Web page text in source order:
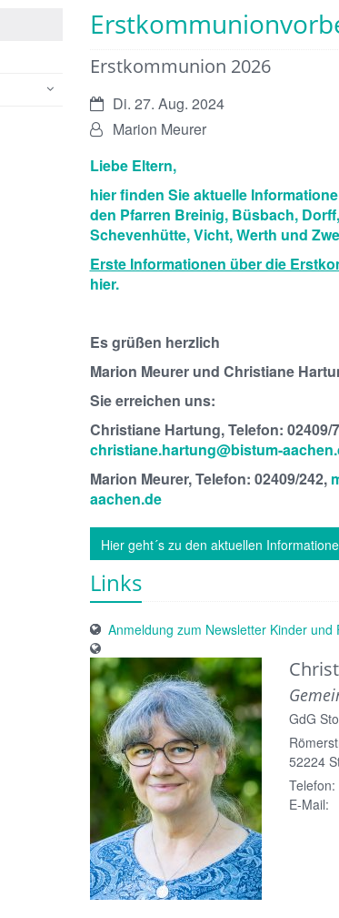
Erstkommunion 2026
Datum:Di. 27. Aug. 2024
Von:Marion Meurer
Liebe Eltern,
hier finden Sie aktuelle
den Pfarren Breinig, Büsbach,
Schevenhütte, Vicht, Werth und
Erste Informationen über die
hier.
Es grüßen herzlich
Marion Meurer und Christiane
Sie erreichen uns:
Christiane Hartung, Telefon: 02409/
christiane.hartung@bistum-
Marion Meurer, Telefon: 02409/242,
aachen.de
Hier geht´s zu den aktuellen
Links
Anmeldung zum Newsletter Kinder und
GdG
52224
Telefon:
E-Mail: